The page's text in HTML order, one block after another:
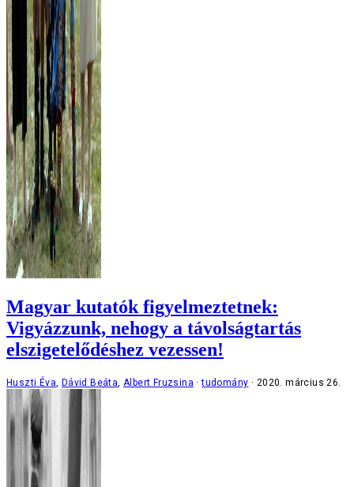
Magyar kutatók figyelmeztetnek:
Vigyázzunk, nehogy a távolságtartás
elszigetelődéshez vezessen!
Huszti Éva, Dávid Beáta, Albert Fruzsina tudomány 2020. március 26.